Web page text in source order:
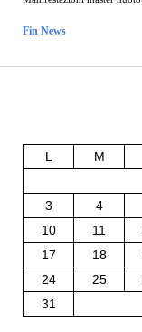
Fin News
L M
3
4
10
11
17
18
24
25
31